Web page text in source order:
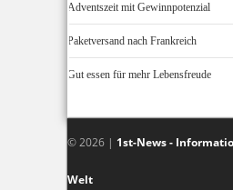
Adventszeit mit Gewinnpotenzial
Paketversand nach Frankreich
Gut essen für mehr Lebensfreude
© 2026 | 1st-News -
Welt